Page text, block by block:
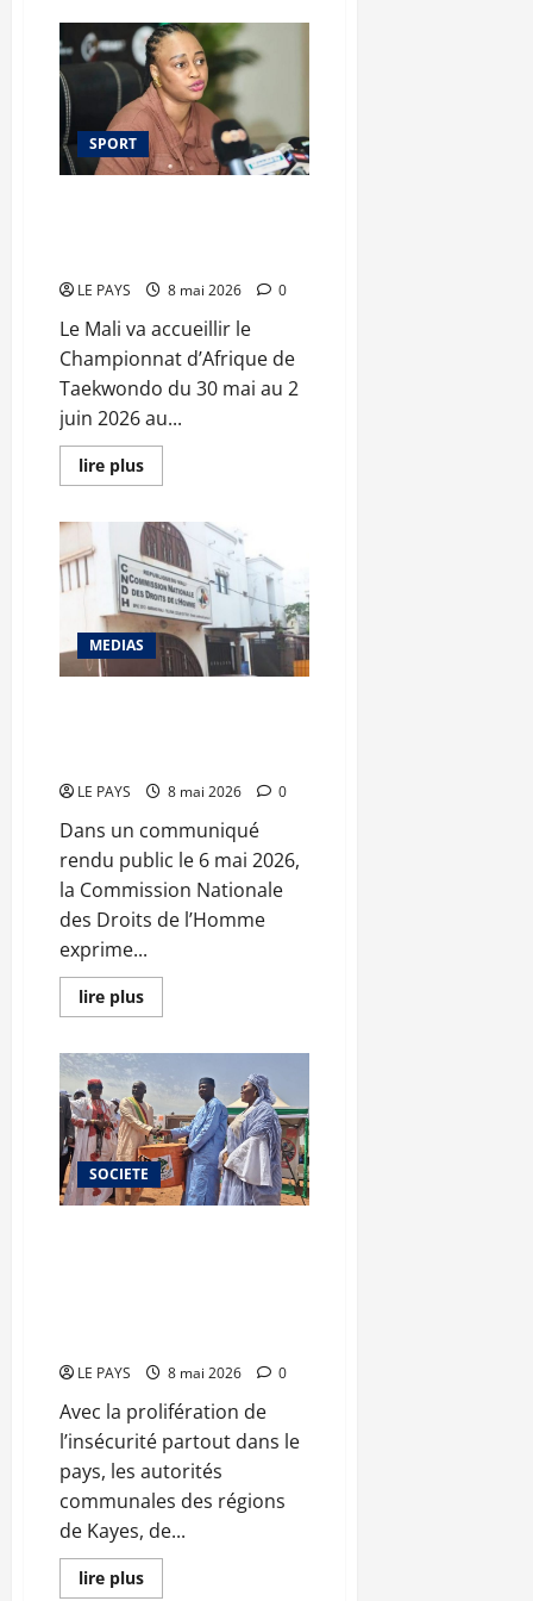
avec
la
pratique
ancienne »
Soutien
aux
FAMa :
la
réponse
de
Bamako
et
régions
ce
SPORT
LE PAYS 8 mai 2026 0
Le Mali va accueillir le
Championnat d’Afrique de
Taekwondo du 30 mai au 2
juin 2026 au...
lire plusEn
savoir
Championnat
d’Afrique
de
Taekwondo :
Bamako
accueille
44
nations
MEDIAS
LE PAYS 8 mai 2026 0
Dans un communiqué
rendu public le 6 mai 2026,
la Commission Nationale
des Droits de l’Homme
exprime...
lire plusEn
savoir
forcées
et
haine
en
ligne :
la
CNDH
tire
la
SOCIETE
LE PAYS 8 mai 2026 0
Avec la prolifération de
l’insécurité partout dans le
pays, les autorités
communales des régions
de Kayes, de...
lire plusEn
savoir